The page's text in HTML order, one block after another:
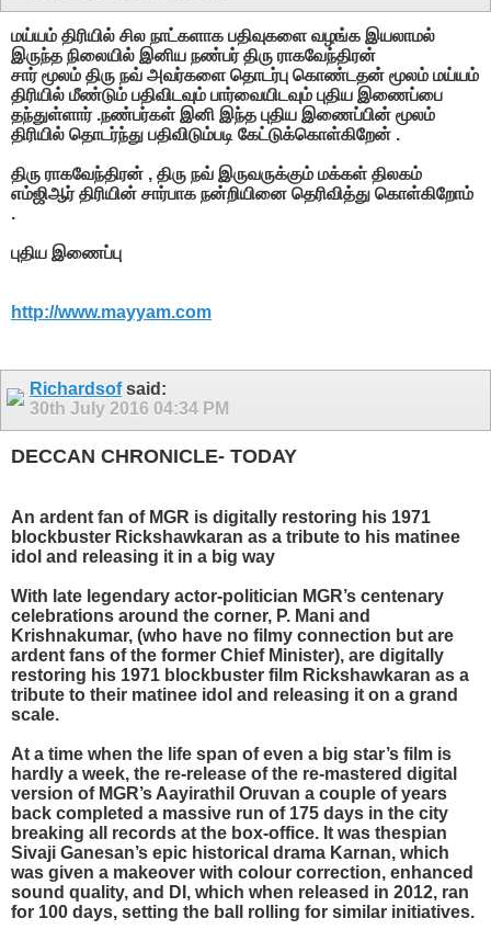
மய்யம் திரியில் சில நாட்களாக பதிவுகளை வழங்க இயலாமல்
இருந்த நிலையில் இனிய நண்பர் திரு ராகவேந்திரன்
சார் மூலம் திரு நவ் அவர்களை தொடர்பு கொண்டதன் மூலம் மய்யம்
திரியில் மீண்டும் பதிவிடவும் பார்வையிடவும் புதிய இணைப்பை
தந்துள்ளார் .நண்பர்கள் இனி இந்த புதிய இணைப்பின் மூலம்
திரியில் தொடர்ந்து பதிவிடும்படி கேட்டுக்கொள்கிறேன் .
திரு ராகவேந்திரன் , திரு நவ் இருவருக்கும் மக்கள் திலகம்
எம்ஜிஆர் திரியின் சார்பாக நன்றியினை தெரிவித்து கொள்கிறோம்
.
புதிய இணைப்பு
http://www.mayyam.com
Richardsofsaid:
30th July 2016 04:34 PM
DECCAN CHRONICLE- TODAY
An ardent fan of MGR is digitally restoring his 1971
blockbuster Rickshawkaran as a tribute to his matinee
idol and releasing it in a big way
With late legendary actor-politician MGR’s centenary
celebrations around the corner, P. Mani and
Krishnakumar, (who have no filmy connection but are
ardent fans of the former Chief Minister), are digitally
restoring his 1971 blockbuster film Rickshawkaran as a
tribute to their matinee idol and releasing it on a grand
scale.
At a time when the life span of even a big star’s film is
hardly a week, the re-release of the re-mastered digital
version of MGR’s Aayirathil Oruvan a couple of years
back completed a massive run of 175 days in the city
breaking all records at the box-office. It was thespian
Sivaji Ganesan’s epic historical drama Karnan, which
was given a makeover with colour correction, enhanced
sound quality, and DI, which when released in 2012, ran
for 100 days, setting the ball rolling for similar initiatives.